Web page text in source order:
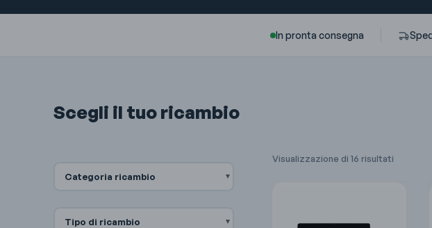
In pronta consegna
Scegli il tuo ricambio
Categoria ricambio
Tipo di ricambio
Visualizzazione di 16 risultati